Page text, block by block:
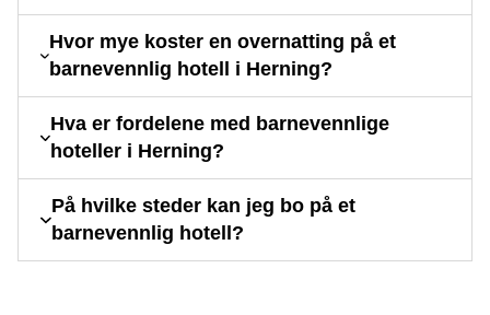
Hvor mye koster en overnatting på et
barnevennlig hotell i Herning?
Hva er fordelene med barnevennlige
hoteller i Herning?
På hvilke steder kan jeg bo på et
barnevennlig hotell?